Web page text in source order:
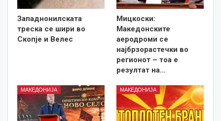
Западнонилската
треска се шири во
Скопје и Велес
Мицкоски:
Македонските
аеродроми се
најбрзорастечки во
регионот – тоа е
резултат на…
МАКЕДОНИЈА МАКЕДОНИЈА